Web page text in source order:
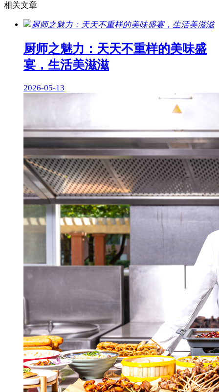
相关文章
厨师之魅力：天天不重样的美味盛
宴，生活美滋滋
2026-05-13